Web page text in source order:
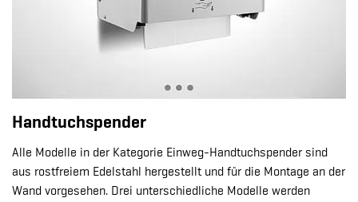
Handtuchspender
Alle Modelle in der Kategorie Einweg-Handtuchspender sind
aus rostfreiem Edelstahl hergestellt und für die Montage an der
Wand vorgesehen. Drei unterschiedliche Modelle werden